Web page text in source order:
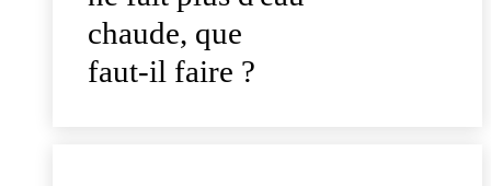
chaude, que
faut-il faire ?